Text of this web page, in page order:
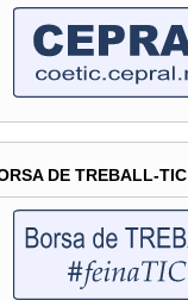
DE TREBALL-TIC